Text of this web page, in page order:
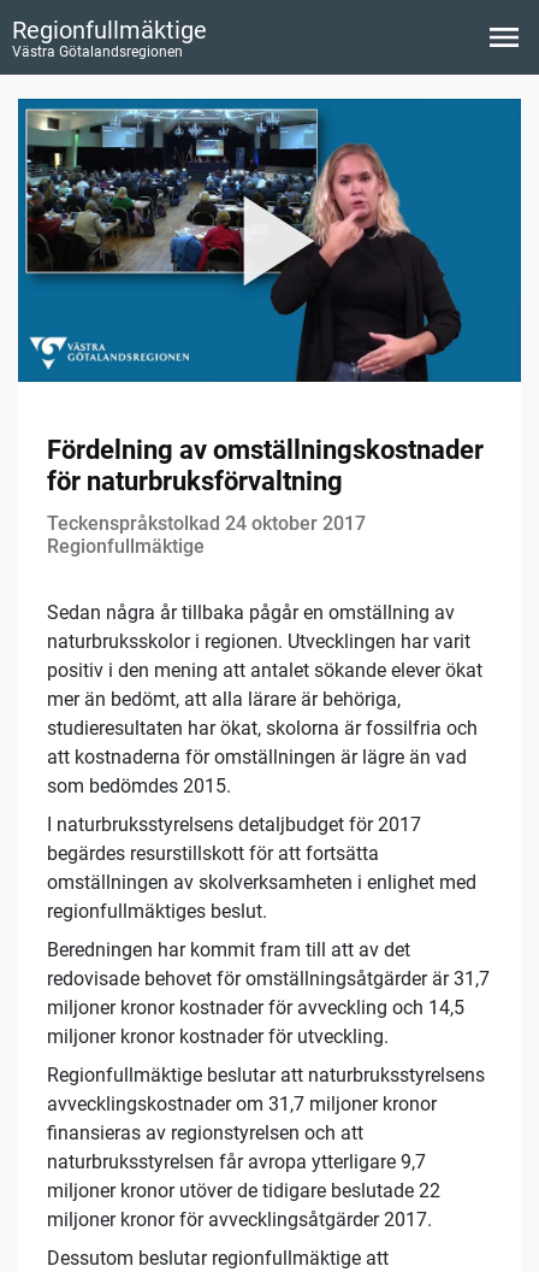
Regionfullmäktige
Västra Götalandsregionen
Fördelning av omställningskostnader
för naturbruksförvaltning
Teckenspråkstolkad 24 oktober 2017
Regionfullmäktige
Sedan några år tillbaka pågår en omställning av
naturbruksskolor i regionen. Utvecklingen har varit
positiv i den mening att antalet sökande elever ökat
mer än bedömt, att alla lärare är behöriga,
studieresultaten har ökat, skolorna är fossilfria och
att kostnaderna för omställningen är lägre än vad
som bedömdes 2015.
I naturbruksstyrelsens detaljbudget för 2017
begärdes resurstillskott för att fortsätta
omställningen av skolverksamheten i enlighet med
regionfullmäktiges beslut.
Beredningen har kommit fram till att av det
redovisade behovet för omställningsåtgärder är 31,7
miljoner kronor kostnader för avveckling och 14,5
miljoner kronor kostnader för utveckling.
Regionfullmäktige beslutar att naturbruksstyrelsens
avvecklingskostnader om 31,7 miljoner kronor
finansieras av regionstyrelsen och att
naturbruksstyrelsen får avropa ytterligare 9,7
miljoner kronor utöver de tidigare beslutade 22
miljoner kronor för avvecklingsåtgärder 2017.
Dessutom beslutar regionfullmäktige att